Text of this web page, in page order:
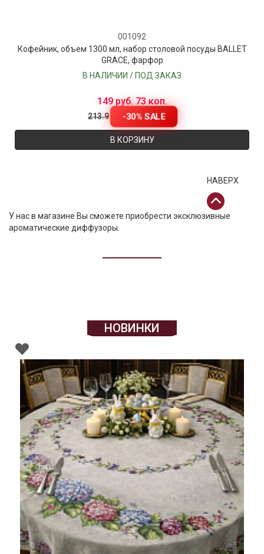
001092
Кофейник, объем 1300 мл, набор столовой посуды BALLET
GRACE, фарфор
В НАЛИЧИИ / ПОД ЗАКАЗ
149 руб. 73 коп.
213.9 -30% SALE
В КОРЗИНУ
НАВЕРХ
У нас в магазине Вы сможете приобрести эксклюзивные
ароматические диффузоры
НОВИНКИ